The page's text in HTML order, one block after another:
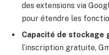
des extensions via
pour étendre les
Capacité de stockage
l’inscription gratuite,